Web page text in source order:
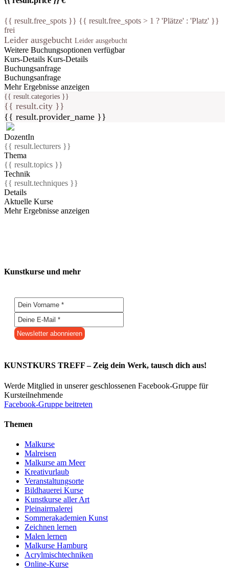
{{ result.free_spots }} {{ result.free_spots > 1 ? 'Plätze' : 'Platz' }}
frei
Leider ausgebucht Leider ausgebucht
Weitere Buchungsoptionen verfügbar
Kurs-Details Kurs-Details
Buchungsanfrage
Buchungsanfrage
Mehr Ergebnisse anzeigen
{{ result.categories }}
{{ result.city }}
{{ result.provider_name }}
DozentIn
{{ result.lecturers }}
Thema
{{ result.topics }}
Technik
{{ result.techniques }}
Details
Aktuelle Kurse
Mehr Ergebnisse anzeigen
Kunstkurse und mehr
KUNSTKURS TREFF – Zeig dein Werk, tausch dich aus!
Werde Mitglied in unserer geschlossenen Facebook-Gruppe für
Kursteilnehmende
Facebook-Gruppe beitreten
Themen
Malkurse
Malreisen
Malkurse am Meer
Kreativurlaub
Veranstaltungsorte
Bildhauerei Kurse
Kunstkurse aller Art
Pleinairmalerei
Sommerakademien Kunst
Zeichnen lernen
Malen lernen
Malkurse Hamburg
Acrylmischtechniken
Online-Kurse